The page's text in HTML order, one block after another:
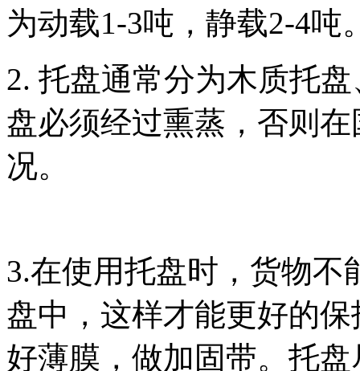
为动载1-3吨，静载2-4吨
2. 托盘通常分为木质托
盘必须经过熏蒸，否则
况。
3.在使用托盘时，货物不
盘中，这样才能更好的
好薄膜，做加固带。 托盘